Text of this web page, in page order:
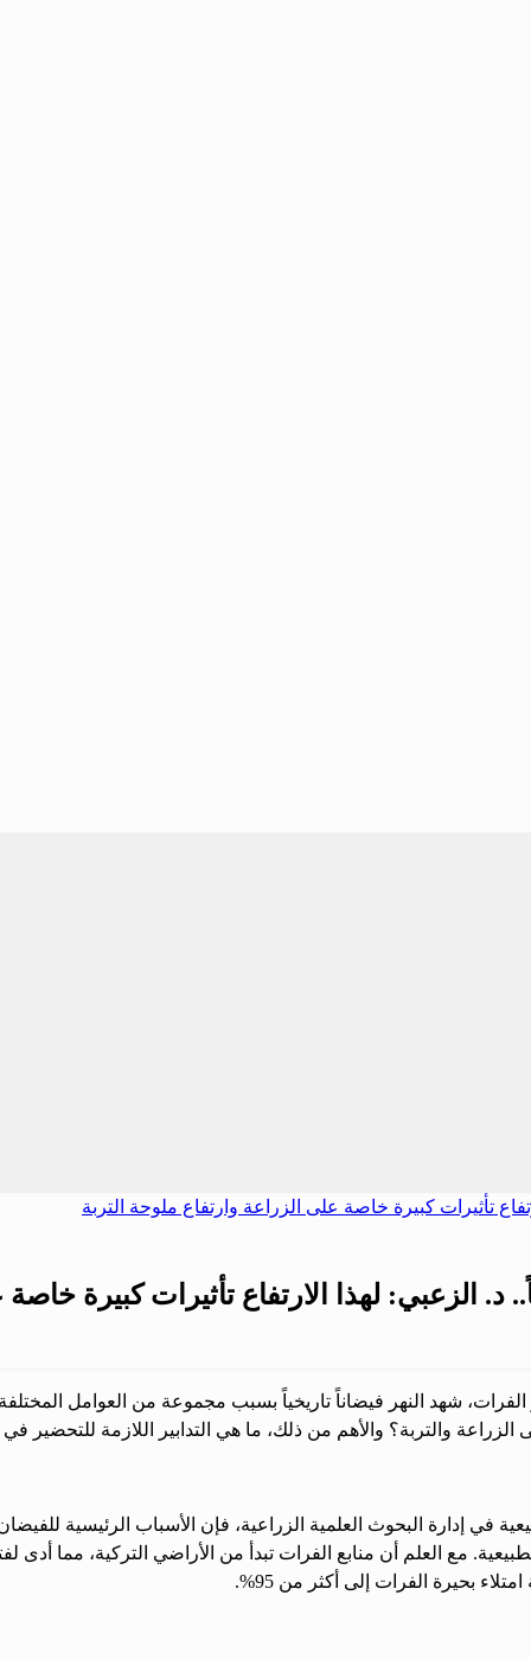
الزعبي: لهذا الارتفاع تأثيرات كبيرة
شهد النهر فيضاناً تاريخياً بسبب مجموعة من العوامل
والتربة؟ والأهم من ذلك، ما هي التدابير اللازمة للتحضير
في إدارة البحوث العلمية الزراعية، فإن الأسباب الرئيسية
مع العلم أن منابع الفرات تبدأ من الأراضي التركية، مما
بحيرة الفرات إلى أكثر من 95%.